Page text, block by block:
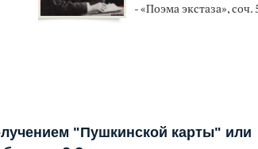
- «Поэма экстаза», соч.
"Пушкинской карты" или